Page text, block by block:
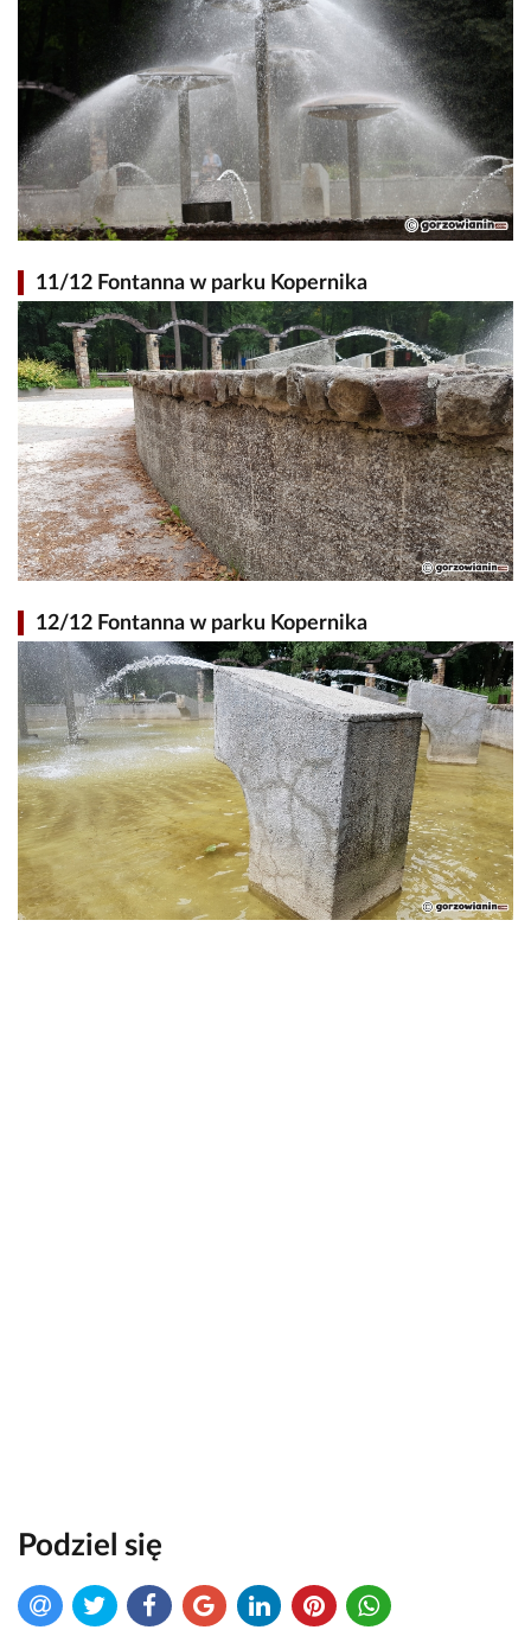
11/12 Fontanna w parku Kopernika
12/12 Fontanna w parku Kopernika
Podziel się